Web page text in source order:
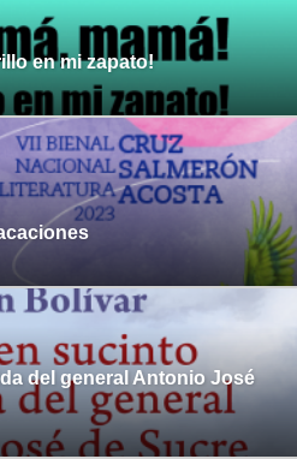
en mi zapato!
del general Antonio José